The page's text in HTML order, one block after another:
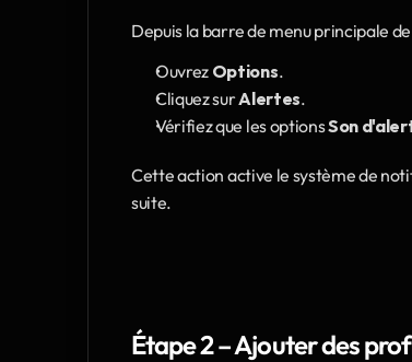
Depuis la barre de menu principale
Ouvrez Options.
Cliquez sur Alertes.
Vérifiez que les options Son
Cette action active le système de
suite.
Étape 2 – Ajouter des